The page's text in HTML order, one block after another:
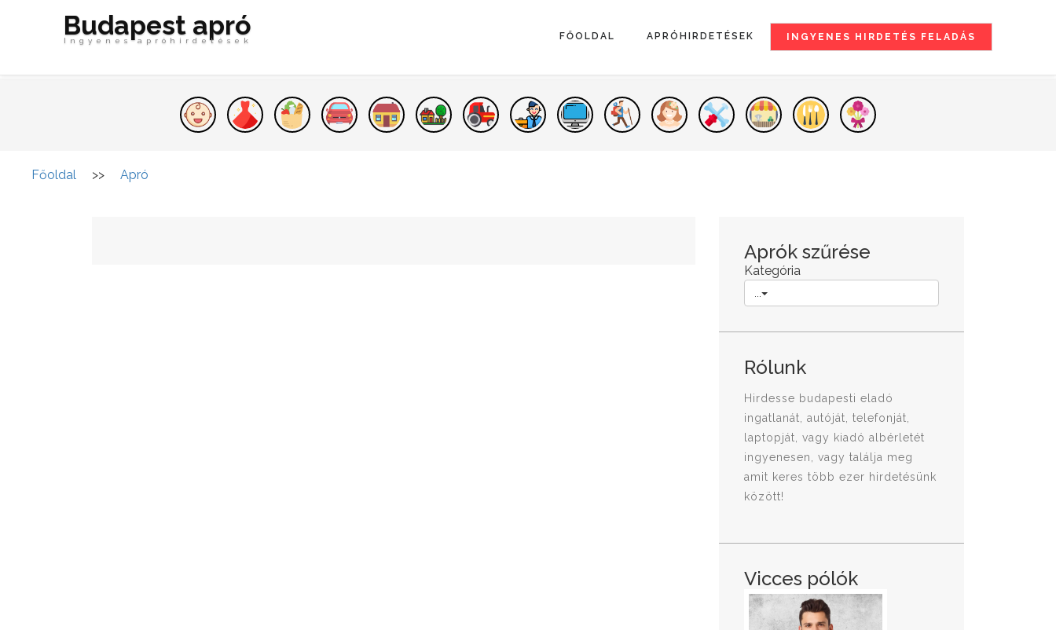
Budapest apró
Ingyenes apróhirdetések INGYENES HIRDETÉS FELADÁS
FŐOLDAL APRÓHIRDETÉSEK
Főoldal >> Apró
Aprók szűrése
Kategória
Rólunk
Hirdesse budapesti eladó
ingatlanát, autóját, telefonját,
laptopját, vagy kiadó albérletét
ingyenesen, vagy találja meg
amit keres több ezer hirdetésünk
között!
Vicces pólók